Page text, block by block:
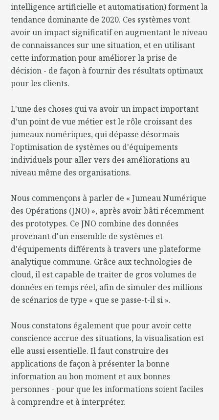
intelligence artificielle et automatisation) forment la
tendance dominante de 2020. Ces systèmes vont
avoir un impact significatif en augmentant le niveau
de connaissances sur une situation, et en utilisant
cette information pour améliorer la prise de
décision - de façon à fournir des résultats optimaux
pour les clients.
L'une des choses qui va avoir un impact important
d'un point de vue métier est le rôle croissant des
jumeaux numériques, qui dépasse désormais
l'optimisation de systèmes ou d'équipements
individuels pour aller vers des améliorations au
niveau même des organisations.
Nous commençons à parler de « Jumeau Numérique
des Opérations (JNO) », après avoir bâti récemment
des prototypes. Ce JNO combine des données
provenant d'un ensemble de systèmes et
d'équipements différents à travers une plateforme
analytique commune. Grâce aux technologies de
cloud, il est capable de traiter de gros volumes de
données en temps réel, afin de simuler des millions
de scénarios de type « que se passe-t-il si ».
Nous constatons également que pour avoir cette
conscience accrue des situations, la visualisation est
elle aussi essentielle. Il faut construire des
applications de façon à présenter la bonne
information au bon moment et aux bonnes
personnes - pour que les informations soient faciles
à comprendre et à interpréter.